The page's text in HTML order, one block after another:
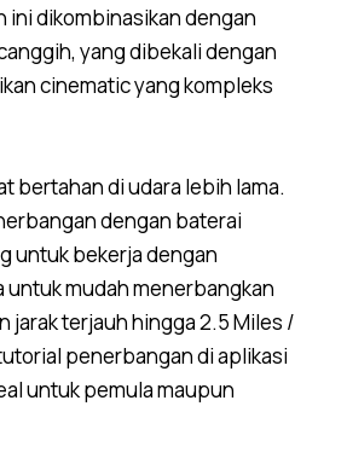
dikombinasikan dengan
yang dibekali dengan
cinematic yang kompleks
bertahan di udara lebih lama.
dengan baterai
untuk bekerja dengan
untuk mudah menerbangkan
jarak terjauh hingga 2.5 Miles /
penerbangan di aplikasi
untuk pemula maupun